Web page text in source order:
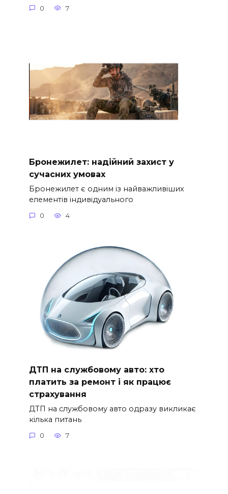
0 7
Бронежилет: надійний захист у
сучасних умовах
Бронежилет є одним із найважливіших
елементів індивідуального
0 4
ДТП на службовому авто: хто
платить за ремонт і як працює
страхування
ДТП на службовому авто одразу викликає
кілька питань
0 7